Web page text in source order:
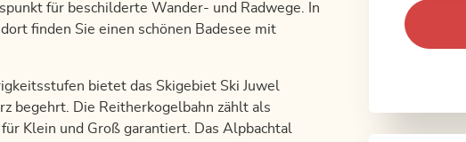
für beschilderte Wander- und Radwege. In
finden Sie einen schönen Badesee mit
bietet das Skigebiet Ski Juwel
begehrt. Die Reitherkogelbahn zählt als
Klein und Groß garantiert. Das Alpbachtal